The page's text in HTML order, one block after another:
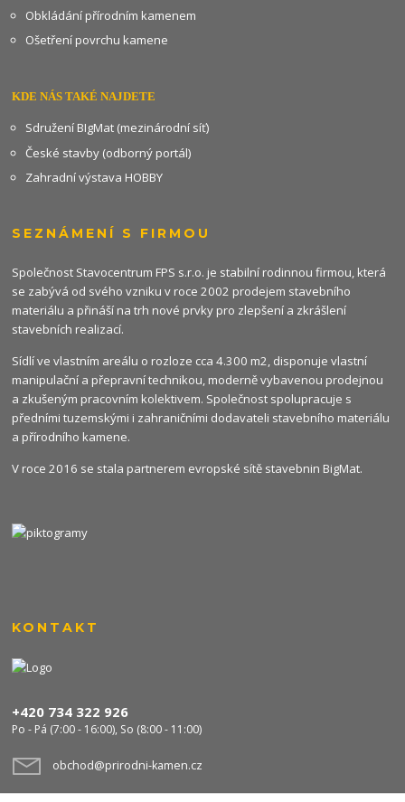
Obkládání přírodním kamenem
Ošetření povrchu kamene
KDE NÁS TAKÉ NAJDETE
Sdružení BIgMat (mezinárodní síť)
České stavby (odborný portál)
Zahradní výstava HOBBY
SEZNÁMENÍ S FIRMOU
Společnost Stavocentrum FPS s.r.o. je stabilní rodinnou firmou, která
se zabývá od svého vzniku v roce 2002 prodejem stavebního
materiálu a přináší na trh nové prvky pro zlepšení a zkrášlení
stavebních realizací.
Sídlí ve vlastním areálu o rozloze cca 4.300 m2, disponuje vlastní
manipulační a přepravní technikou, moderně vybavenou prodejnou
a zkušeným pracovním kolektivem. Společnost spolupracuje s
předními tuzemskými i zahraničními dodavateli stavebního materiálu
a přírodního kamene.
V roce 2016 se stala partnerem evropské sítě stavebnin BigMat.
KONTAKT
+420 734 322 926
Po - Pá (7:00 - 16:00), So (8:00 - 11:00)
obchod@prirodni-kamen.cz